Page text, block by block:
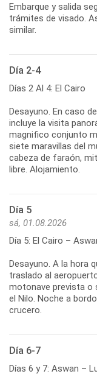
Embarque y salida
trámites de visado.
similar.
Día 2-4
Días 2 Al 4: El Cairo
Desayuno. En caso
incluye la visita
magnifico conjunto
siete maravillas del
cabeza de faraón,
libre. Alojamiento.
Día 5
sá, 01.08.2026
Día 5: El Cairo –
Desayuno. A la hora
traslado al
motonave prevista o
el Nilo. Noche a
crucero.
Día 6-7
Días 6 y 7: Aswan –